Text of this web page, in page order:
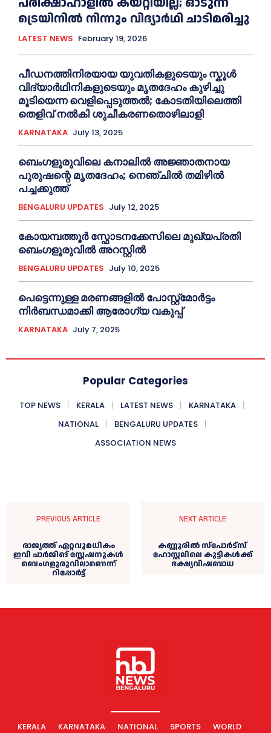
ട്രെയിനിൽ നിന്നും വിദ്യാർഥി ചാടിമരിച്ചു
LATEST NEWS February 19, 2026
പീഡനത്തിനിരയായ യുവതികളുടെയും സ്കൂൾ
വിദ്യാർഥിനികളുടെയും മൃതദേഹം കുഴിച്ചു
മൂടിയെന്ന വെളിപ്പെടുത്തൽ; കോടതിയിലെത്തി
തെളിവ് നൽകി ശുചീകരണതൊഴിലാളി
KARNATAKA July 13, 2025
ബെംഗളൂരുവിലെ കനാലിൽ അജ്ഞാതനായ
പുരുഷന്റെ മൃതദേഹം; നെഞ്ചിൽ തമിഴിൽ
പച്ചക്കുത്ത്
BENGALURU UPDATES July 12, 2025
കോയമ്പത്തൂർ സ്ഫോടനക്കേസിലെ മുഖ്യപ്രതി
ബെംഗളൂരുവിൽ അറസ്റ്റിൽ
BENGALURU UPDATES July 10, 2025
പെട്ടെന്നുള്ള മരണങ്ങളിൽ പോസ്റ്റ്മോർട്ടം
നിർബന്ധമാക്കി ആരോഗ്യ വകുപ്പ്
KARNATAKA July 7, 2025
Popular Categories
TOP NEWS KERALA LATEST NEWS
KARNATAKA
NATIONAL
BENGALURU UPDATES
ASSOCIATION NEWS
PREVIOUS ARTICLE
രാജ്യത്ത് ഏറ്റവുമധികം
ഇവി ചാർജിങ് സ്റ്റേഷനുകൾ
ബെംഗളൂരുവിലാണെന്ന്
റിപ്പോർട്ട്‌
NEXT ARTICLE
കണ്ണൂരില്‍ സ്‌പോര്‍ട്‌സ്
ഹോസ്റ്റലിലെ കുട്ടികള്‍ക്ക്
ഭക്ഷ്യവിഷബാധ
KERALA KARNATAKA NATIONAL SPORTS
WORLD